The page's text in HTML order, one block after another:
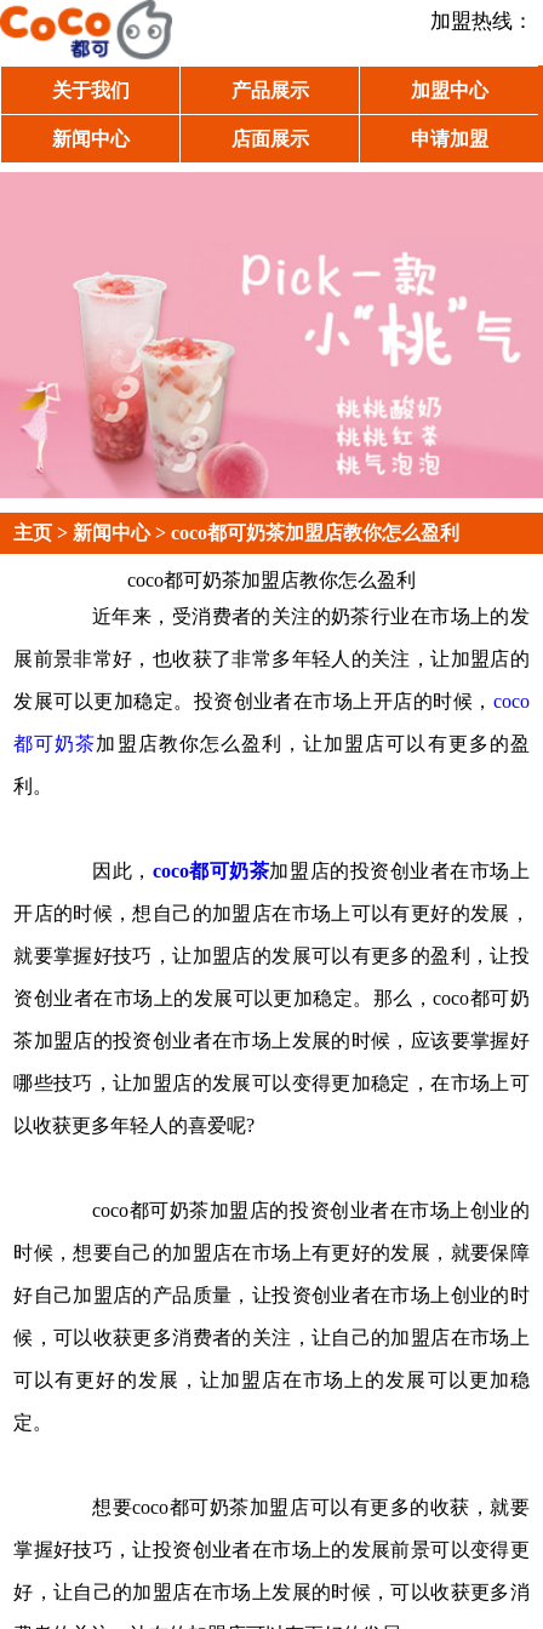
加盟热线：
关于我们 产品展示 加盟中心
新闻中心 店面展示 申请加盟
主页 > 新闻中心> coco都可奶茶加盟店教你怎么盈利
coco都可奶茶加盟店教你怎么盈利
近年来，受消费者的关注的奶茶行业在市场上的发
展前景非常好，也收获了非常多年轻人的关注，让加盟店的
发展可以更加稳定。投资创业者在市场上开店的时候， coco
都可奶茶加盟店教你怎么盈利，让加盟店可以有更多的盈
利。
因此， coco都可奶茶加盟店的投资创业者在市场上
开店的时候，想自己的加盟店在市场上可以有更好的发展，
就要掌握好技巧，让加盟店的发展可以有更多的盈利，让投
资创业者在市场上的发展可以更加稳定。那么，coco都可奶
茶加盟店的投资创业者在市场上发展的时候，应该要掌握好
哪些技巧，让加盟店的发展可以变得更加稳定，在市场上可
以收获更多年轻人的喜爱呢?
coco都可奶茶加盟店的投资创业者在市场上创业的
时候，想要自己的加盟店在市场上有更好的发展，就要保障
好自己加盟店的产品质量，让投资创业者在市场上创业的时
候，可以收获更多消费者的关注，让自己的加盟店在市场上
可以有更好的发展，让加盟店在市场上的发展可以更加稳
定。
想要coco都可奶茶加盟店可以有更多的收获，就要
掌握好技巧，让投资创业者在市场上的发展前景可以变得更
好，让自己的加盟店在市场上发展的时候，可以收获更多消